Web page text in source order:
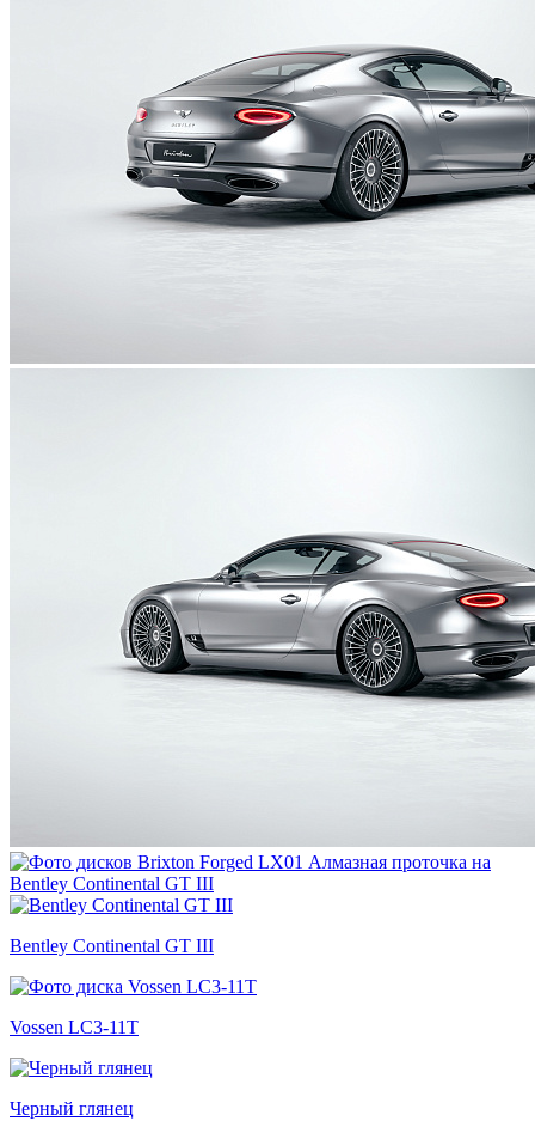
Bentley Continental GT III
Vossen LC3-11T
Черный глянец